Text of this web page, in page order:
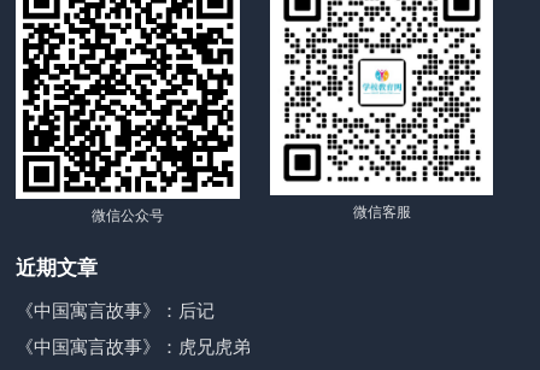
微信公众号 微信客服
近期文章
《中国寓言故事》：后记
《中国寓言故事》：虎兄虎弟